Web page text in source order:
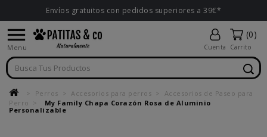
Envíos gratuitos con pedidos superiores a 39€*

Menu Cuenta
(0)
Carrito
Perros Accesorios para perros
Accesorios de Paseo para
Perro
My Family Chapa Corazón Rosa de Aluminio
Personalizable